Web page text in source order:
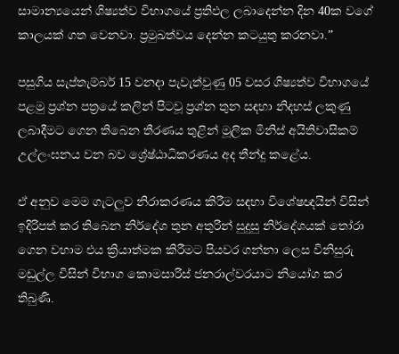
සාමාන්‍යයෙන් ශිෂ්‍යත්ව විභාගයේ ප්‍රතිඵල ලබාදෙන්න දින 40ක වගේ
කාලයක් ගත වෙනවා. ප්‍රමුඛත්වය දෙන්න කටයුතු කරනවා.”
පසුගිය සැප්තැම්බර් 15 වනදා පැවැත්වුණු 05 වසර ශිෂ්‍යත්ව විභාගයේ
පළමු ප්‍රශ්න පත්‍රයේ කලින් පිටවූ ප්‍රශ්න තුන සඳහා නිදහස් ලකුණු
ලබාදීමට ගෙන තිබෙන තීරණය තුළින් මූලික මිනිස් අයිතිවාසිකම්
උල්ලංඝනය වන බව ශ්‍රේෂ්ඨාධිකරණය අද තීන්දු කළේය.
ඒ අනුව මෙම ගැටලුව නිරාකරණය කිරීම සඳහා විශේෂඥයින් විසින්
ඉදිරිපත් කර තිබෙන නිර්දේශ තුන අතුරින් සුදුසු නිර්දේශයක් තෝරා
ගෙන වහාම එය ක්‍රියාත්මක කිරීමට පියවර ගන්නා ලෙස විනිසුරු
මඩුල්ල විසින් විභාග කොමසාරිස් ජනරාල්වරයාට නියෝග කර
තිබුණි.